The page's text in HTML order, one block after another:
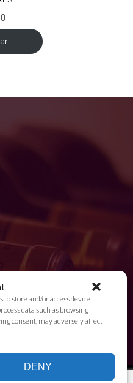
to store and/or access device
data such as browsing
consent, may adversely affect
DENY